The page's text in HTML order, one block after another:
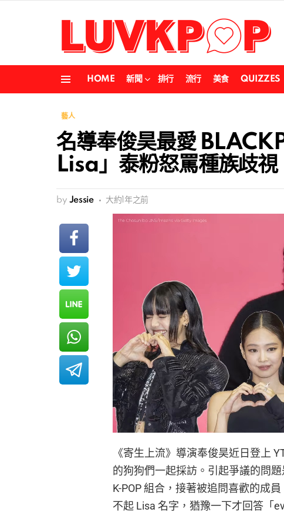
HOME 新聞 排行 流行 美食 QUIZZES
藝人
名導奉俊昊最愛
Lisa」泰粉怒罵種族歧視
by Jessie 大約1年之前
《寄生上流》導演奉俊昊近日登上
的狗狗們一起採訪。引起爭議的問
K-POP 組合，接著被追問喜歡的成
不起 Lisa 名字，猶豫一下才回答「